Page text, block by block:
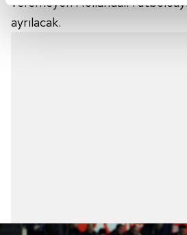
kalemimiz olduğunu sizlere
reklam/pazarlama faaliyetlerinin
ayrılacak.